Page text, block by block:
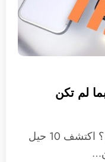
لم تكن
هل تظن أنك خبير في الآي-فون؟ اكتشف 10 حيل